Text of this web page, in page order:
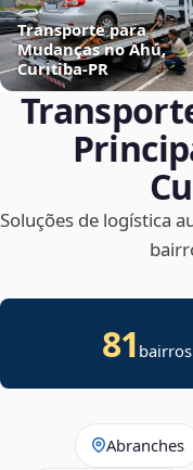
Transporte para
Mudanças no Ahú,
Curitiba‑PR
Soluções de logística
81
Abranches